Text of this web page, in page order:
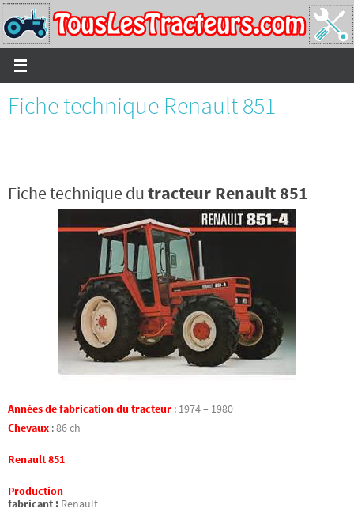
Passer
vers
le
contenu
Fiche technique Renault 851
Fiche technique dutracteur Renault 851
Années de fabrication du tracteur : 1974 – 1980
Chevaux :86 ch
Renault 851
Production
fabricant : Renault